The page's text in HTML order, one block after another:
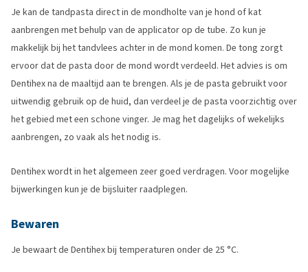
Je kan de tandpasta direct in de mondholte van je hond of kat
aanbrengen met behulp van de applicator op de tube. Zo kun je
makkelijk bij het tandvlees achter in de mond komen. De tong zorgt
ervoor dat de pasta door de mond wordt verdeeld. Het advies is om
Dentihex na de maaltijd aan te brengen. Als je de pasta gebruikt voor
uitwendig gebruik op de huid, dan verdeel je de pasta voorzichtig over
het gebied met een schone vinger. Je mag het dagelijks of wekelijks
aanbrengen, zo vaak als het nodig is.
Dentihex wordt in het algemeen zeer goed verdragen. Voor mogelijke
bijwerkingen kun je de bijsluiter raadplegen.
Bewaren
Je bewaart de Dentihex bij temperaturen onder de 25 °C.